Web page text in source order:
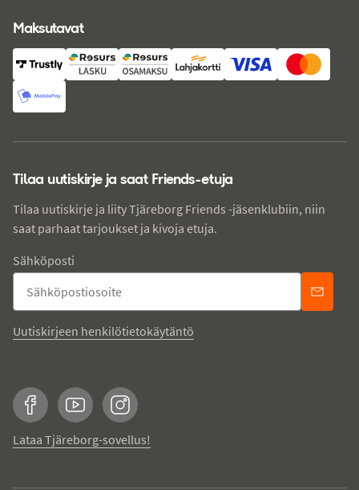
Maksutavat
Tilaa uutiskirje ja saat Friends-etuja
Tilaa uutiskirje ja liity Tjäreborg Friends -jäsenklubiin, niin
saat parhaat tarjoukset ja kivoja etuja.
Sähköposti
Uutiskirjeen henkilötietokäytäntö
FacebookYouTubeInstagram
Lataa Tjäreborg-sovellus!